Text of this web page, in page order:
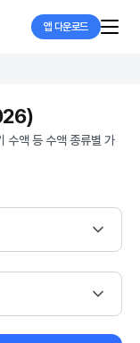
앱 다운로드
수액 등 수액 종류별 가